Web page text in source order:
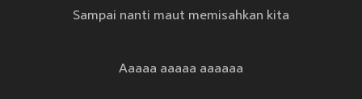
Sampai nanti maut memisahkan kita
Aaaaa aaaaa aaaaaa